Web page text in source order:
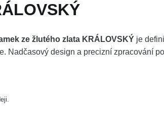
ze žlutého zlata KRÁLOVSKÝ je
Nadčasový design a precizní zpracování